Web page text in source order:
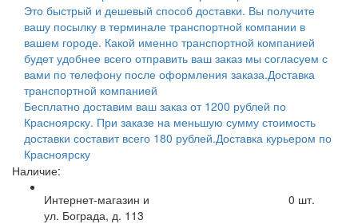
Это быстрый и дешевый способ доставки. Вы получите
вашу посылку в терминале транспортной компании в
вашем городе. Какой именно транспортной компанией
будет удобнее всего отправить ваш заказ мы согласуем с
вами по телефону после оформления заказа.Доставка
транспортной компанией
Бесплатно доставим ваш заказ от 1200 рублей по
Красноярску. При заказе на меньшую сумму стоимость
доставки составит всего 180 рублей.Доставка курьером по
Красноярску
Наличие:
Интернет-магазин и
ул. Бограда, д. 113
0 шт.